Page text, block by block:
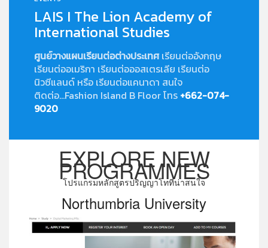
LAIS I The Lion Academy of
International Studies
ศูนย์วางแผนเรียนต่อต่างประเทศเรียนต่ออังกฤษ
เรียนต่ออเมริกา เรียนต่อออสเตรเลีย เรียนต่อ
นิวซีแลนด์ หรือ เรียนต่อแคนาดา สนใจ
ติดต่อ...Fashion Island B Floor โทร +662-074-
9020
EXPLORE NEW
PROGRAMMES
โปรแกรมหลักสูตรปริญญาโทที่น่าสนใจ
Northumbria University